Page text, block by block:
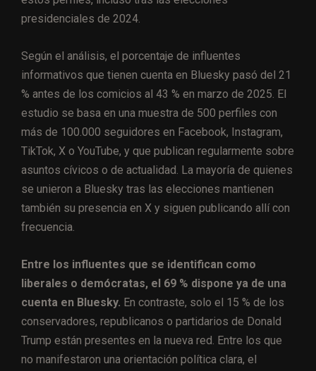
presidenciales de 2024.
Según el análisis, el porcentaje de influentes
informativos que tienen cuenta en Bluesky pasó del 21
% antes de los comicios al 43 % en marzo de 2025. El
estudio se basa en una muestra de 500 perfiles con
más de 100.000 seguidores en Facebook, Instagram,
TikTok, X o YouTube, y que publican regularmente sobre
asuntos cívicos o de actualidad. La mayoría de quienes
se unieron a Bluesky tras las elecciones mantienen
también su presencia en X y siguen publicando allí con
frecuencia.
Entre los influentes que se identifican como
liberales o demócratas, el 69 % dispone ya de una
cuenta en Bluesky. En contraste, solo el 15 % de los
conservadores, republicanos o partidarios de Donald
Trump están presentes en la nueva red. Entre los que
no manifestaron una orientación política clara, el